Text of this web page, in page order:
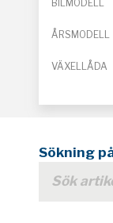
BILMODELL
ÅRSMODELL
VÄXELLÅDA
Sökning